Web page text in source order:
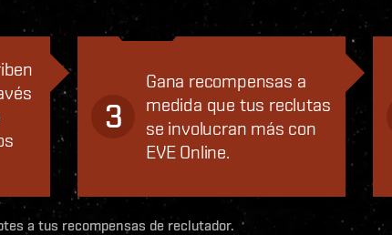
3
Gana recompensas a
medida que tus reclutas
se involucran más con
EVE Online.
a tus recompensas de reclutador.